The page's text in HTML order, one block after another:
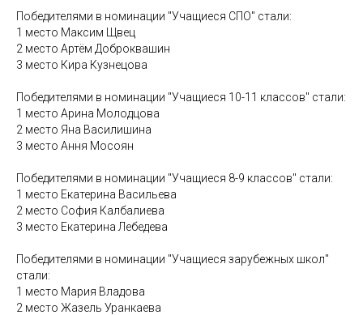
Победителями в номинации "Учащиеся СПО" стали:
1 место Максим Щвец
2 место Артём Доброквашин
3 место Кира Кузнецова
Победителями в номинации "Учащиеся 10-11 классов" стали:
1 место Арина Молодцова
2 место Яна Василишина
3 место Ання Мосоян
Победителями в номинации "Учащиеся 8-9 классов" стали:
1 место Екатерина Васильева
2 место София Калбалиева
3 место Екатерина Лебедева
Победителями в номинации "Учащиеся зарубежных школ"
стали:
1 место Мария Владова
2 место Жазель Уранкаева